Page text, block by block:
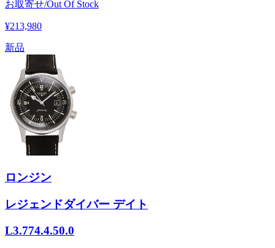
お取寄せ/Out Of Stock
¥213,980
新品
ロンジン
レジェンドダイバー デイト
L3.774.4.50.0